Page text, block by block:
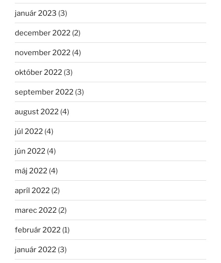
január 2023 (3)
december 2022 (2)
november 2022 (4)
október 2022 (3)
september 2022 (3)
august 2022 (4)
júl 2022 (4)
jún 2022 (4)
máj 2022 (4)
apríl 2022 (2)
marec 2022 (2)
február 2022 (1)
január 2022 (3)